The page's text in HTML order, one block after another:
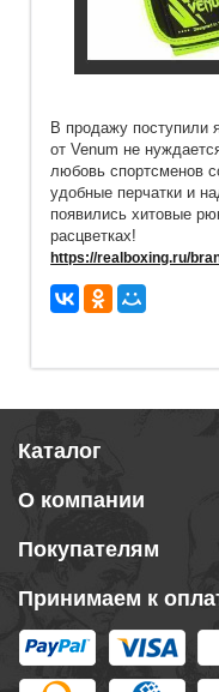
В продажу поступили
от Venum не
любовь спортсменов
удобные перчатки и
появились хитовые
расцветках!
https://realboxing.ru/
Каталог
О компании
Покупателям
Принимаем к